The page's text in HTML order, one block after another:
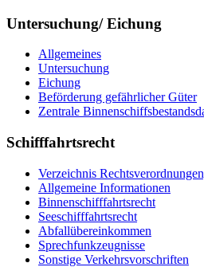
Untersuchung/ Eichung
Allgemeines
Untersuchung
Eichung
Beförderung gefährlicher Güter
Zentrale
Schifffahrtsrecht
Verzeichnis
Allgemeine Informationen
Binnenschifffahrtsrecht
Seeschifffahrtsrecht
Abfallübereinkommen
Sprechfunkzeugnisse
Sonstige Verkehrsvorschriften